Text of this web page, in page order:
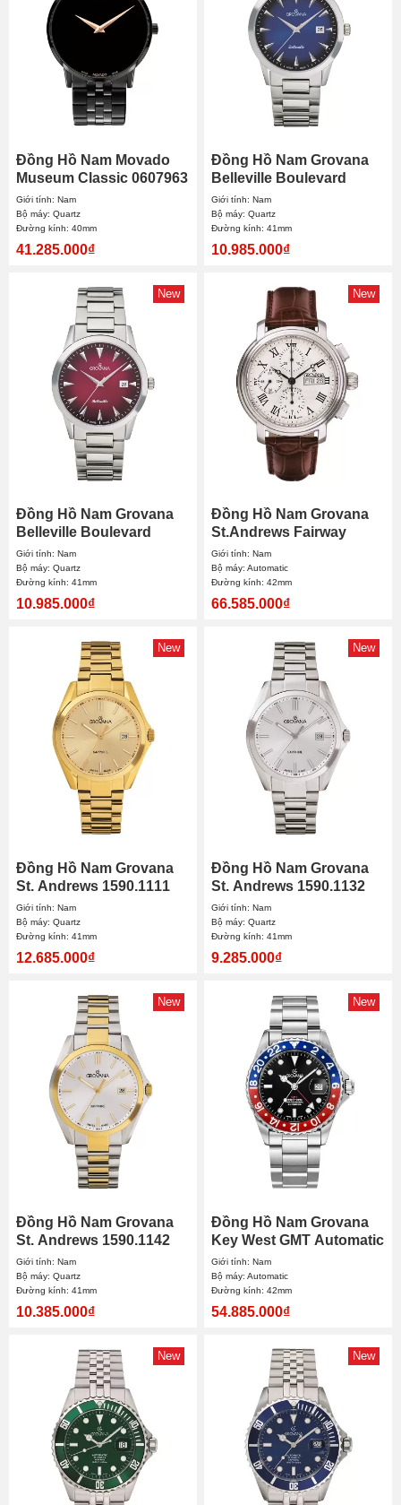
Đồng Hồ Nam Movado
Museum Classic 0607963
40mm
Giới tính: Nam
Bộ máy: Quartz
Đường kính: 40mm
41.285.000₫
Đồng Hồ Nam Grovana
Belleville Boulevard
1767.1135 41mm
Giới tính: Nam
Bộ máy: Quartz
Đường kính: 41mm
10.985.000₫
New
Đồng Hồ Nam Grovana
Belleville Boulevard
1767.1136 41mm
Giới tính: Nam
Bộ máy: Quartz
Đường kính: 41mm
10.985.000₫
New
Đồng Hồ Nam Grovana
St.Andrews Fairway
Chronograph Automatic
1703.6538 42mm
Giới tính: Nam
Bộ máy: Automatic
Đường kính: 42mm
66.585.000₫
New
Đồng Hồ Nam Grovana
St. Andrews 1590.1111
41mm
Giới tính: Nam
Bộ máy: Quartz
Đường kính: 41mm
12.685.000₫
New
Đồng Hồ Nam Grovana
St. Andrews 1590.1132
41mm
Giới tính: Nam
Bộ máy: Quartz
Đường kính: 41mm
9.285.000₫
New
Đồng Hồ Nam Grovana
St. Andrews 1590.1142
41mm
Giới tính: Nam
Bộ máy: Quartz
Đường kính: 41mm
10.385.000₫
New
Đồng Hồ Nam Grovana
Key West GMT Automatic
1572.2135 42mm
Giới tính: Nam
Bộ máy: Automatic
Đường kính: 42mm
54.885.000₫
New New